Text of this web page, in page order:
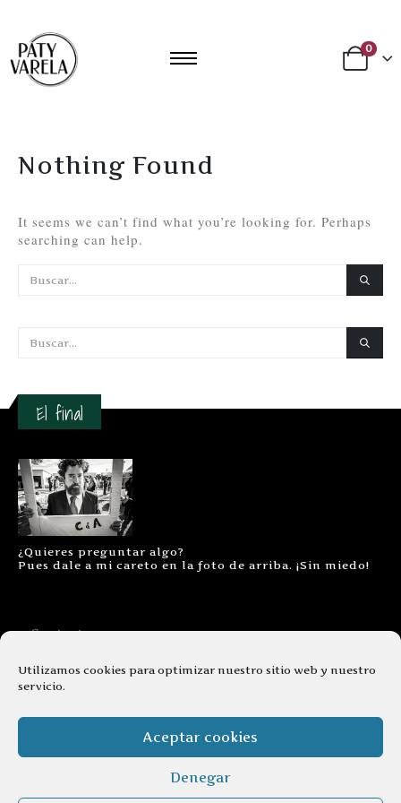
Utilizamos cookies para optimizar nuestro sitio web y nuestro
servicio.
Aceptar cookies
Denegar
0
Nothing Found
It seems we can’t find what you’re looking for. Perhaps
searching can help.
El final
¿Quieres preguntar algo?
Pues dale a mi careto en la foto de arriba. ¡Sin miedo!
Contacto
Aviso legal